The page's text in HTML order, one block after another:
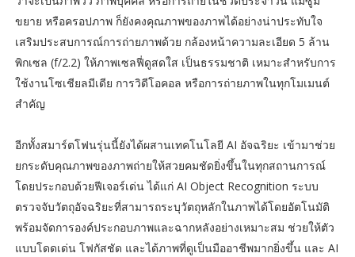
ขยาย หรือครอปภาพ ก็ยังคงคุณภาพของภาพได้อย่างน่าประทับใจ
เสริมประสบการณ์การถ่ายภาพด้วย กล้องหน้าความละเอียด 5 ล้าน
พิกเซล (f/2.2) ให้ภาพเซลฟี่ดูสดใส เป็นธรรมชาติ เหมาะสำหรับการ
ใช้งานโซเชียลมีเดีย การวิดีโอคอล หรือการถ่ายภาพในทุกโมเมนต์
สำคัญ
อีกทั้งสมาร์ตโฟนรุ่นนี้ยังได้ผสานเทคโนโลยี AI อัจฉริยะ เข้ามาช่วย
ยกระดับคุณภาพของภาพถ่ายให้สวยคมชัดยิ่งขึ้นในทุกสถานการณ์
โดยประกอบด้วยฟีเจอร์เด่น ได้แก่ AI Object Recognition ระบบ
ตรวจจับวัตถุอัจฉริยะที่สามารถระบุวัตถุหลักในภาพได้โดยอัตโนมัติ
พร้อมจัดการองค์ประกอบภาพและฉากหลังอย่างเหมาะสม ช่วยให้ตัว
แบบโดดเด่น โฟกัสชัด และได้ภาพที่ดูเป็นมืออาชีพมากยิ่งขึ้น และ AI